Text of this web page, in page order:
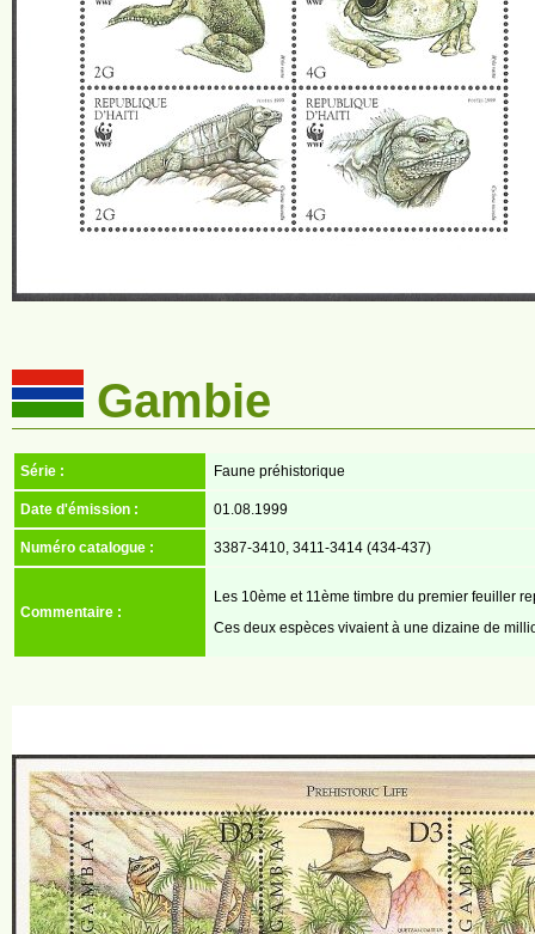
Gambie
Série : Faune préhistorique
Date d'émission : 01.08.1999
Numéro catalogue : 3387-3410, 3411-3414 (434-437)
Commentaire :
Les 10ème et 11ème timbre du premier feuiller
Ces deux espèces vivaient à une dizaine de